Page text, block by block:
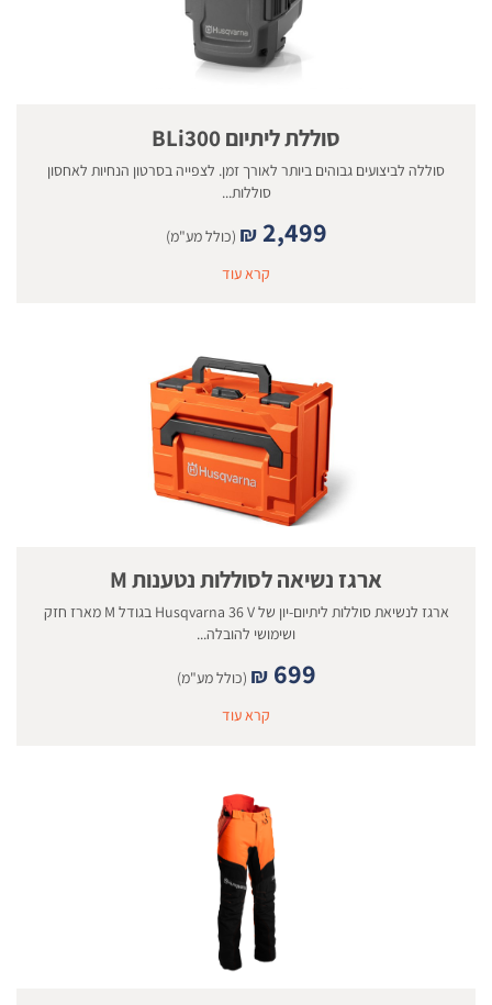
סוללת ליתיום BLi300
סוללה לביצועים גבוהים ביותר לאורך זמן. לצפייה בסרטון הנחיות לאחסון
סוללות...
₪ 2,499
(כולל מע"מ)
קרא עוד
ארגז נשיאה לסוללות נטענות M
ארגז לנשיאת סוללות ליתיום-יון של Husqvarna 36 V בגודל M מארז חזק
ושימושי להובלה...
₪ 699
(כולל מע"מ)
קרא עוד